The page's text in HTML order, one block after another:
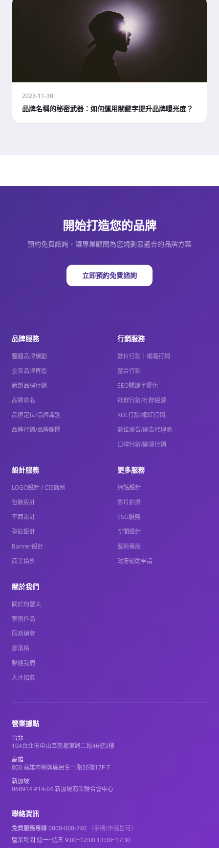
2023-11-30
品牌名稱的秘密武器：如何運用關鍵字提升品牌曝光度？
開始打造您的品牌
預約免費諮詢，讓專業顧問為您規劃最適合的品牌方案
立即預約免費諮詢
品牌服務
整體品牌規劃
企業品牌再造
新創品牌行銷
品牌命名
品牌定位/品牌識別
品牌行銷/品牌顧問
行銷服務
數位行銷｜網路行銷
整合行銷
SEO關鍵字優化
社群行銷/社群經營
KOL行銷/網紅行銷
數位廣告/廣告代理商
口碑行銷/論壇行銷
設計服務
LOGO設計 / CIS識別
包裝設計
平面設計
型錄設計
Banner設計
商業攝影
更多服務
網站設計
影片拍攝
ESG服務
空間設計
藝術策展
政府補助申請
關於我們
關於約瑟夫
案例作品
服務總覽
部落格
聯絡我們
人才招募
營業據點
台北
104台北市中山區民權東路二段46號2樓
高雄
800 高雄市新興區民生一路56號17F-7
新加坡
068914 #14-04 新加坡商業聯合會中心
聯絡資訊
免費服務專線0800-000-740
（手機/市話皆可）
營業時間 週一~週五 9:00~12:00 13:30~17:30